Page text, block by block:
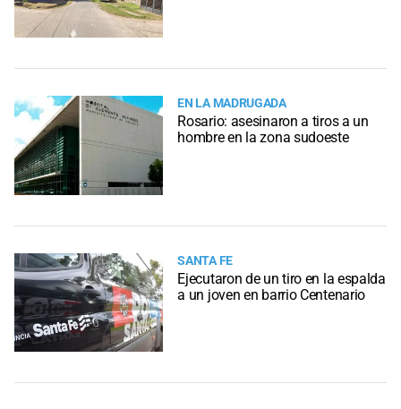
EN LA MADRUGADA
Rosario: asesinaron a tiros a un
hombre en la zona sudoeste
SANTA FE
Ejecutaron de un tiro en la espalda
a un joven en barrio Centenario